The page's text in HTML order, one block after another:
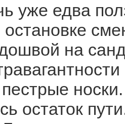
уже едва
на
остаток